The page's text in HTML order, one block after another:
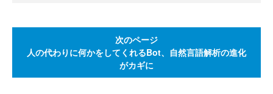
次のページ
人の代わりに何かをしてくれるBot、自然言語解析の進化
がカギに